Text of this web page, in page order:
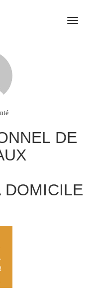
Toggle
DE
DOMICILE